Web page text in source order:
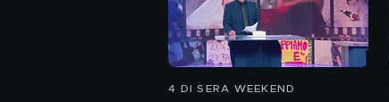
4 DI SERA WEEKEND